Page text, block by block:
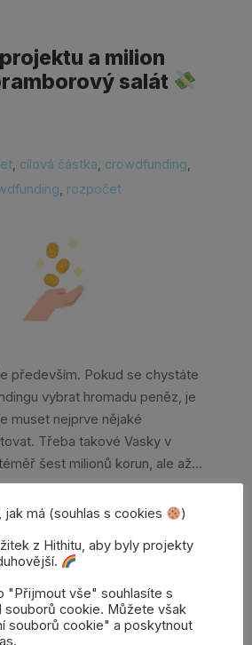
a milion
salát
cílová částka crowdfunding
rozpočet
především. Pokud se chystáte
vybrat hromadu peněz, je
muset nejprve nějaké
Třeba takové Vasky v
šest milionů korun, ale až…
Přidat
| Vrchní strážce
projektů
jak má (souhlas s cookies
)
z Hithitu, aby byly projekty
"Přijmout vše" souhlasíte s
souborů cookie. Můžete však
souborů cookie" a poskytnout